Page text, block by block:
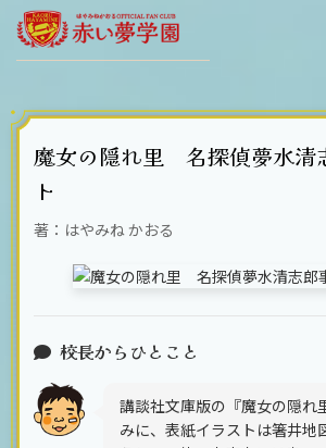
魔女の隠れ里 名探偵夢水清
ト
著：はやみね かおる
校長からひとこと
講談社文庫版の『魔女の隠れ
みに、表紙イラストは箸井地